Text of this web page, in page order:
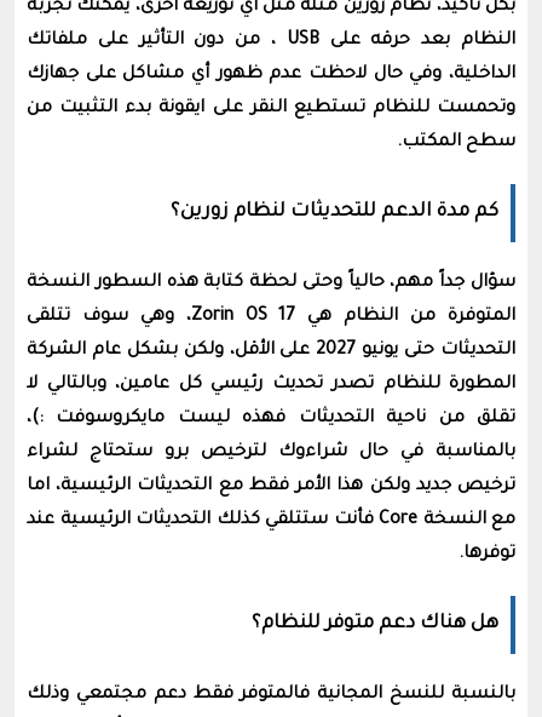
بكل تأكيد، نظام زورين مثله مثل أي توزيعة أخرى، يمكنك تجربة
النظام بعد حرقه على USB ، من دون التأثير على ملفاتك
الداخلية، وفي حال لاحظت عدم ظهور أي مشاكل على جهازك
وتحمست للنظام تستطيع النقر على ايقونة بدء التثبيت من
سطح المكتب.
كم مدة الدعم للتحديثات لنظام زورين؟
سؤال جداً مهم، حالياً وحتى لحظة كتابة هذه السطور النسخة
المتوفرة من النظام هي Zorin OS 17، وهي سوف تتلقى
التحديثات حتى يونيو 2027 على الأقل، ولكن بشكل عام الشركة
المطورة للنظام تصدر تحديث رئيسي كل عامين، وبالتالي لا
تقلق من ناحية التحديثات فهذه ليست مايكروسوفت :)،
بالمناسبة في حال شراءوك لترخيص برو ستحتاج لشراء
ترخيص جديد ولكن هذا الأمر فقط مع التحديثات الرئيسية، اما
مع النسخة Core فأنت ستتلقي كذلك التحديثات الرئيسية عند
توفرها.
هل هناك دعم متوفر للنظام؟
بالنسبة للنسخ المجانية فالمتوفر فقط دعم مجتمعي وذلك